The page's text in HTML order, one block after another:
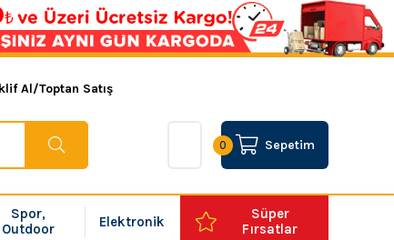
Al/Toptan Satış
Sepetim
0
Spor,
Outdoor
Elektronik
Süper
Fırsatlar